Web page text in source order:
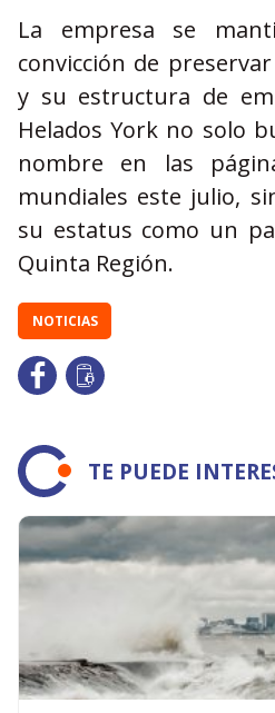
La empresa se
convicción de
y su estructura de
Helados York no solo
nombre en las
mundiales este julio,
su estatus como un
Quinta Región.
NOTICIAS
TE PUEDE